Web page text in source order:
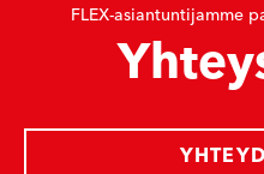
FLEX-asiantuntijamme